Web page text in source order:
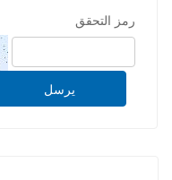
رمز التحقق
يرسل